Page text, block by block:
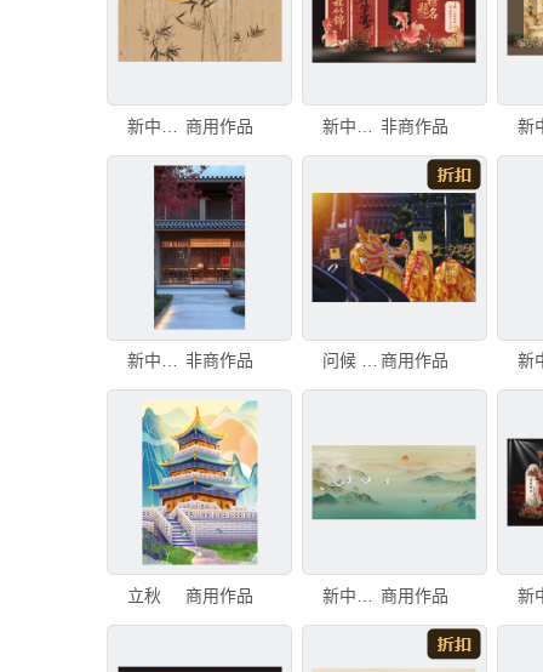
商用作品 非商作品
新中式户外新中式意境 非商作品 问候 传统 艺术文化和娱乐 商用作品
立秋 商用作品 商用作品